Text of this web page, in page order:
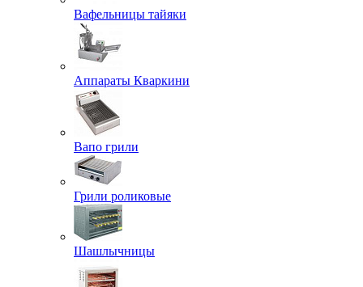
Вафельницы тайяки
Аппараты Кваркини
Вапо грили
Грили роликовые
Шашлычницы